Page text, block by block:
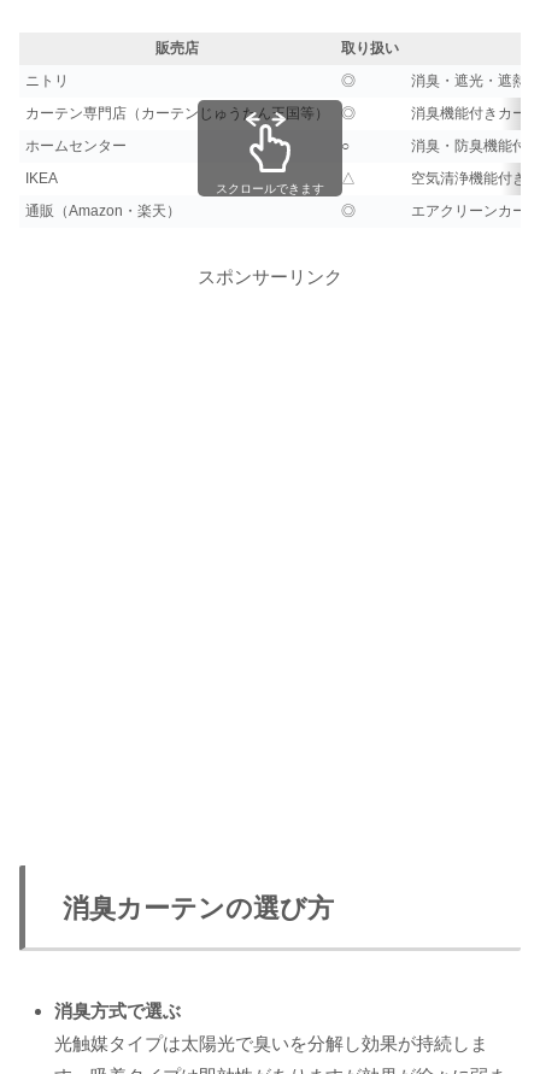
販売店
取り扱い
ニトリ
◎
消臭・遮光・遮熱
カーテン専門店（カーテンじゅうたん王国等）
◎
消臭機能付きカー
ホームセンター
○
消臭・防臭機能付
IKEA
△
空気清浄機能付き
通販（Amazon・楽天）
◎ エアクリーンカー
スクロールできます
スポンサーリンク
消臭カーテンの選び方
消臭方式で選ぶ
光触媒タイプは太陽光で臭いを分解し効果が持続しま